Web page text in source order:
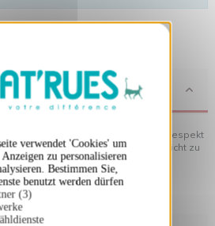
verwendet 'Cookies' um
zu personalisieren
Bestimmen Sie,
benutzt werden dürfen
(3)
aus Bio-Baumwolle, die mit Respekt
gegenüber hergestellt wurde... nicht zu
die Ihrer Kleidung noch mehr
Philosophie